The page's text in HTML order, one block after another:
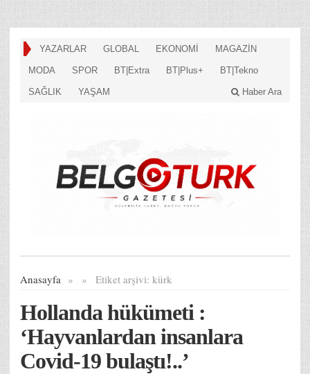
YAZARLAR GLOBAL EKONOMİ MAGAZİN
MODA SPOR BT|Extra BT|Plus+ BT|Tekno
SAĞLIK YAŞAM Haber Ara
Anasayfa » Etiket arşivi:
» kürk
Hollanda hükümeti :
‘Hayvanlardan insanlara
Covid-19 bulaştı!..’